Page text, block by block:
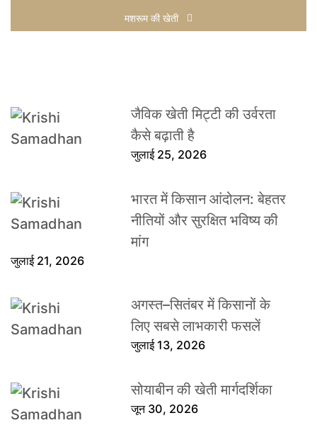
मशरूम की खेती
जैविक खेती मिट्टी की उर्वरता
कैसे बढ़ाती है
जुलाई 25, 2026
भारत में किसान आंदोलन: बेहतर
नीतियों और सुरक्षित भविष्य की
मांग
जुलाई 21, 2026
अगस्त–सितंबर में किसानों के
लिए सबसे लाभकारी फसलें
जुलाई 13, 2026
सोयाबीन की खेती मार्गदर्शिका
जून 30, 2026